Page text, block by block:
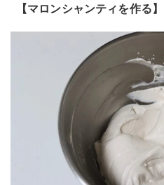
【マロンシャンティを作る】